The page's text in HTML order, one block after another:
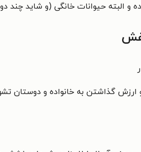
و البته حیوانات خانگی (و شاید